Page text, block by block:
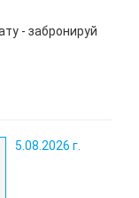
- забронируй
5.08.2026 г.